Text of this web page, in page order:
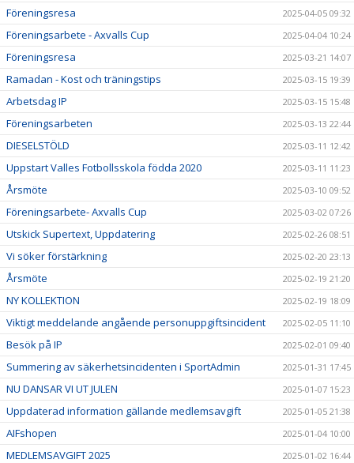
Föreningsresa 2025-04-05 09:32
Föreningsarbete - Axvalls Cup 2025-04-04 10:24
Föreningsresa 2025-03-21 14:07
Ramadan - Kost och träningstips 2025-03-15 19:39
Arbetsdag IP 2025-03-15 15:48
Föreningsarbeten 2025-03-13 22:44
DIESELSTÖLD 2025-03-11 12:42
Uppstart Valles Fotbollsskola födda 2020 2025-03-11 11:23
Årsmöte 2025-03-10 09:52
Föreningsarbete- Axvalls Cup 2025-03-02 07:26
Utskick Supertext, Uppdatering 2025-02-26 08:51
Vi söker förstärkning 2025-02-20 23:13
Årsmöte 2025-02-19 21:20
NY KOLLEKTION 2025-02-19 18:09
Viktigt meddelande angående personuppgiftsincident 2025-02-05 11:10
Besök på IP 2025-02-01 09:40
Summering av säkerhetsincidenten i SportAdmin 2025-01-31 17:45
NU DANSAR VI UT JULEN 2025-01-07 15:23
Uppdaterad information gällande medlemsavgift 2025-01-05 21:38
AIFshopen 2025-01-04 10:00
MEDLEMSAVGIFT 2025 2025-01-02 16:44